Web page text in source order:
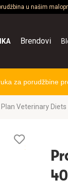
u našim
Brendovi
za porudžbine
Plan Veterinary
želja